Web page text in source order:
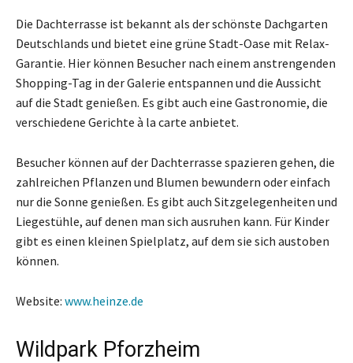
Die Dachterrasse ist bekannt als der schönste Dachgarten
Deutschlands und bietet eine grüne Stadt-Oase mit Relax-
Garantie. Hier können Besucher nach einem anstrengenden
Shopping-Tag in der Galerie entspannen und die Aussicht
auf die Stadt genießen. Es gibt auch eine Gastronomie, die
verschiedene Gerichte à la carte anbietet.
Besucher können auf der Dachterrasse spazieren gehen, die
zahlreichen Pflanzen und Blumen bewundern oder einfach
nur die Sonne genießen. Es gibt auch Sitzgelegenheiten und
Liegestühle, auf denen man sich ausruhen kann. Für Kinder
gibt es einen kleinen Spielplatz, auf dem sie sich austoben
können.
Website: www.heinze.de
Wildpark Pforzheim